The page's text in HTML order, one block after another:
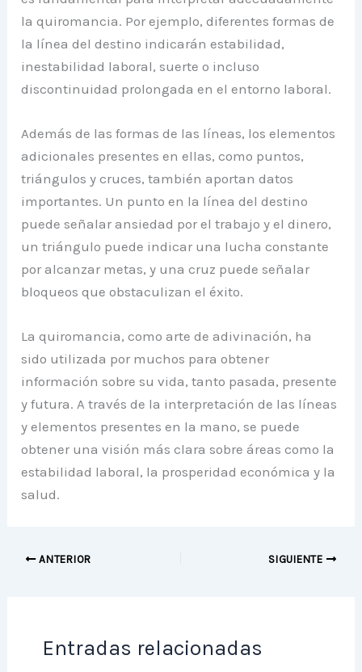
la quiromancia. Por ejemplo, diferentes formas de
la línea del destino indicarán estabilidad,
inestabilidad laboral, suerte o incluso
discontinuidad prolongada en el entorno laboral.
Además de las formas de las líneas, los elementos
adicionales presentes en ellas, como puntos,
triángulos y cruces, también aportan datos
importantes. Un punto en la línea del destino
puede señalar ansiedad por el trabajo y el dinero,
un triángulo puede indicar una lucha constante
por alcanzar metas, y una cruz puede señalar
bloqueos que obstaculizan el éxito.
La quiromancia, como arte de adivinación, ha
sido utilizada por muchos para obtener
información sobre su vida, tanto pasada, presente
y futura. A través de la interpretación de las líneas
y elementos presentes en la mano, se puede
obtener una visión más clara sobre áreas como la
estabilidad laboral, la prosperidad económica y la
salud.
ANTERIOR SIGUIENTE
Entradas relacionadas